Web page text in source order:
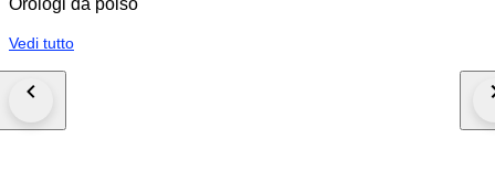
Orologi da polso
Vedi tutto